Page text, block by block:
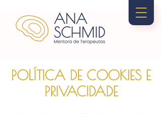
POLÍTICA DE COOKIES E
PRIVACIDADE